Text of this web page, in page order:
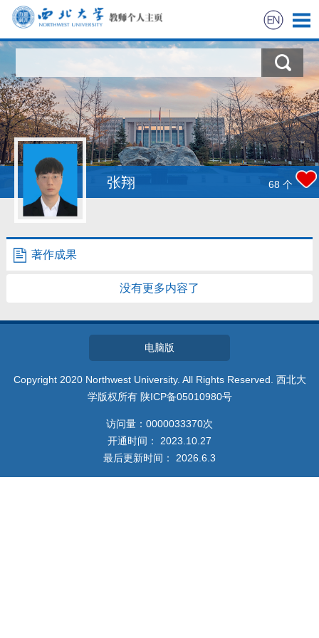
科学研究
教学研究
获奖信息
招生信息
学生信息
教师博客
张翔 68 个
著作成果
没有更多内容了
电脑版
Copyright 2020 Northwest University. All Rights Reserved. 西北大
学版权所有 陕ICP备05010980号
访问量： 0000033370次
开通时间： 2023 10 27
最后更新时间： 2026 6 3